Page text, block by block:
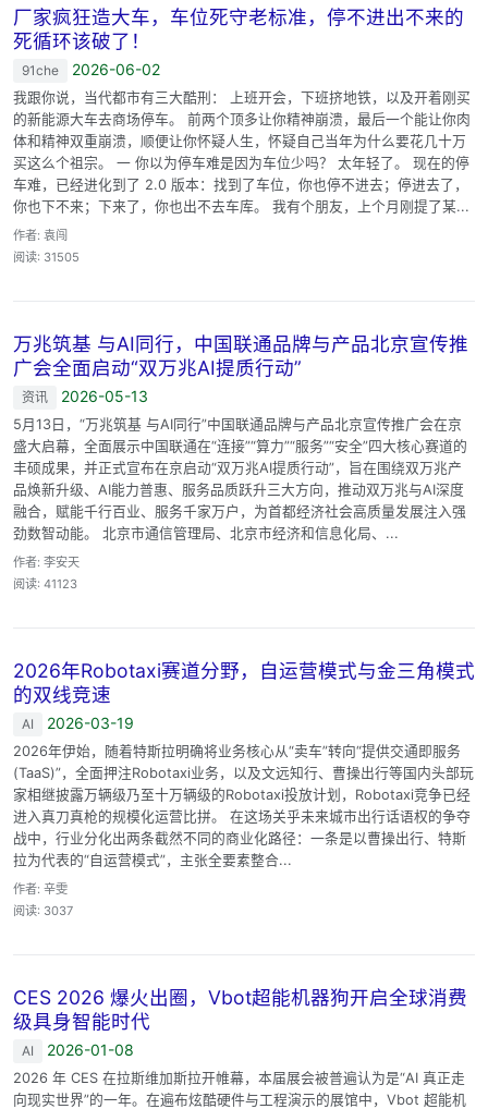
厂家疯狂造大车，车位死守老标准，停不进出不来的
死循环该破了！
91che 2026-06-02
我跟你说，当代都市有三大酷刑： 上班开会，下班挤地铁，以及开着刚买
的新能源大车去商场停车。 前两个顶多让你精神崩溃，最后一个能让你肉
体和精神双重崩溃，顺便让你怀疑人生，怀疑自己当年为什么要花几十万
买这么个祖宗。 一 你以为停车难是因为车位少吗？ 太年轻了。 现在的停
车难，已经进化到了 2.0 版本：找到了车位，你也停不进去；停进去了，
你也下不来；下来了，你也出不去车库。 我有个朋友，上个月刚提了某...
作者: 袁闯
阅读: 31505
万兆筑基 与AI同行，中国联通品牌与产品北京宣传推
广会全面启动“双万兆AI提质行动”
资讯 2026-05-13
5月13日，“万兆筑基 与AI同行”中国联通品牌与产品北京宣传推广会在京
盛大启幕，全面展示中国联通在“连接”“算力”“服务”“安全”四大核心赛道的
丰硕成果，并正式宣布在京启动“双万兆AI提质行动”，旨在围绕双万兆产
品焕新升级、AI能力普惠、服务品质跃升三大方向，推动双万兆与AI深度
融合，赋能千行百业、服务千家万户，为首都经济社会高质量发展注入强
劲数智动能。 北京市通信管理局、北京市经济和信息化局、...
作者: 李安天
阅读: 41123
2026年Robotaxi赛道分野，自运营模式与金三角模式
的双线竞速
AI 2026-03-19
2026年伊始，随着特斯拉明确将业务核心从“卖车”转向“提供交通即服务
(TaaS)”，全面押注Robotaxi业务，以及文远知行、曹操出行等国内头部玩
家相继披露万辆级乃至十万辆级的Robotaxi投放计划，Robotaxi竞争已经
进入真刀真枪的规模化运营比拼。 在这场关乎未来城市出行话语权的争夺
战中，行业分化出两条截然不同的商业化路径：一条是以曹操出行、特斯
拉为代表的“自运营模式”，主张全要素整合...
作者: 辛雯
阅读: 3037
CES 2026 爆火出圈，Vbot超能机器狗开启全球消费
级具身智能时代
AI 2026-01-08
2026 年 CES 在拉斯维加斯拉开帷幕，本届展会被普遍认为是“AI 真正走
向现实世界”的一年。在遍布炫酷硬件与工程演示的展馆中，Vbot 超能机